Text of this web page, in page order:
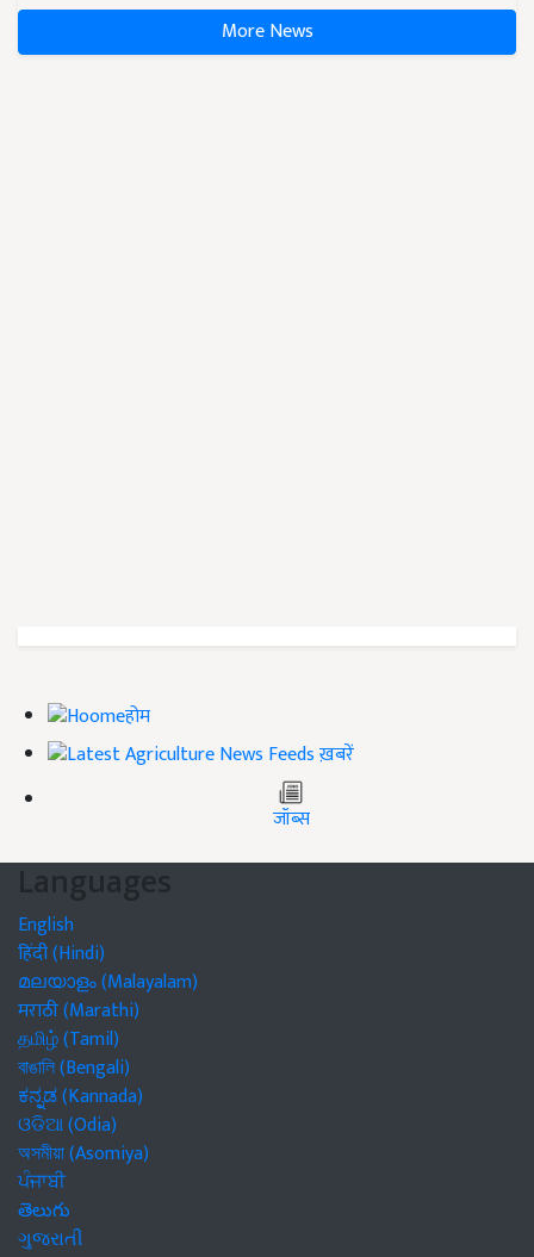
More News
होम
ख़बरें
जॉब्स
Languages
English
हिंदी (Hindi)
മലയാളം (Malayalam)
मराठी (Marathi)
தமிழ் (Tamil)
বাঙালি (Bengali)
ಕನ್ನಡ (Kannada)
ଓଡିଆ (Odia)
অসমীয়া (Asomiya)
ਪੰਜਾਬੀ
తెలుగు
ગુજરાતી